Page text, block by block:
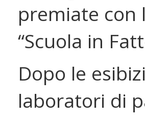
premiate con
“Scuola in
Dopo le
laboratori di